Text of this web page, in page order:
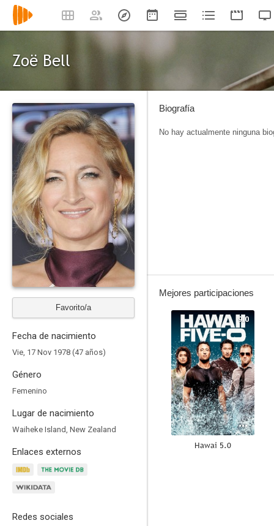
Zoë Bell
Favorito/a
Fecha de nacimiento
Vie, 17 Nov 1978 (47 años)
Género
Femenino
Lugar de nacimiento
Waiheke Island, New Zealand
Enlaces externos
Redes sociales
Biografía
No hay actualmente ninguna
Mejores participaciones
9.0
Hawai 5.0